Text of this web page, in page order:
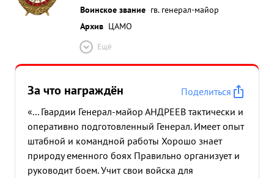
Воинское звание гв. генерал-майор
Архив ЦАМО
Ещё
За что награждён
Поделиться
«... Гвардии Генерал-майор АНДРЕЕВ тактически и
оперативно подготовленный Генерал. Имеет опыт
штабной и командной работы Хорошо знает
природу еменного боях Правильно организует и
руководит боем. Учит свои войска для